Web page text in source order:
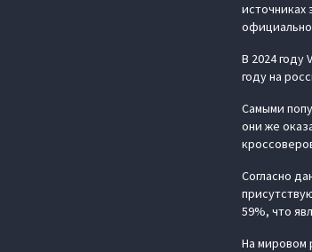
источниках
В 2024 году
году на
Самыми
они же
Согласно
59%, что
На мировом